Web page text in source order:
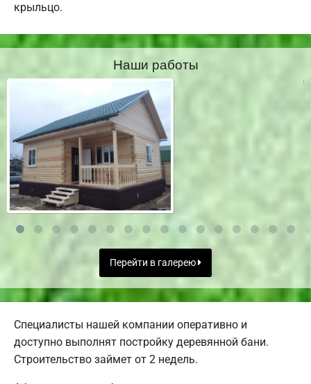
крыльцо.
Наши работы
Перейти в галерею
Специалисты нашей компании оперативно и
доступно выполнят постройку деревянной бани.
Строительство займет от 2 недель.